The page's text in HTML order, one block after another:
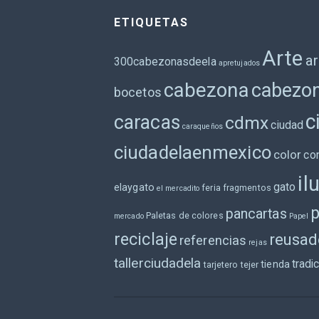
ETIQUETAS
300cabezonasdeela apretujados Arte
bocetos cabezona
caracas caraqueños cdmxciudad
ciudadelaenmexico color
elaygato el mercadito feria fragmentos gato
mercado Paletas de colores pancartas Papel
reciclaje referencias rejas
tallerciudadela tarjetero tejer tienda